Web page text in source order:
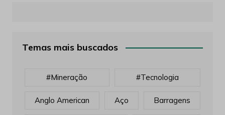
Temas mais buscados
#mineração #tecnologia
Anglo American Aço Barragens